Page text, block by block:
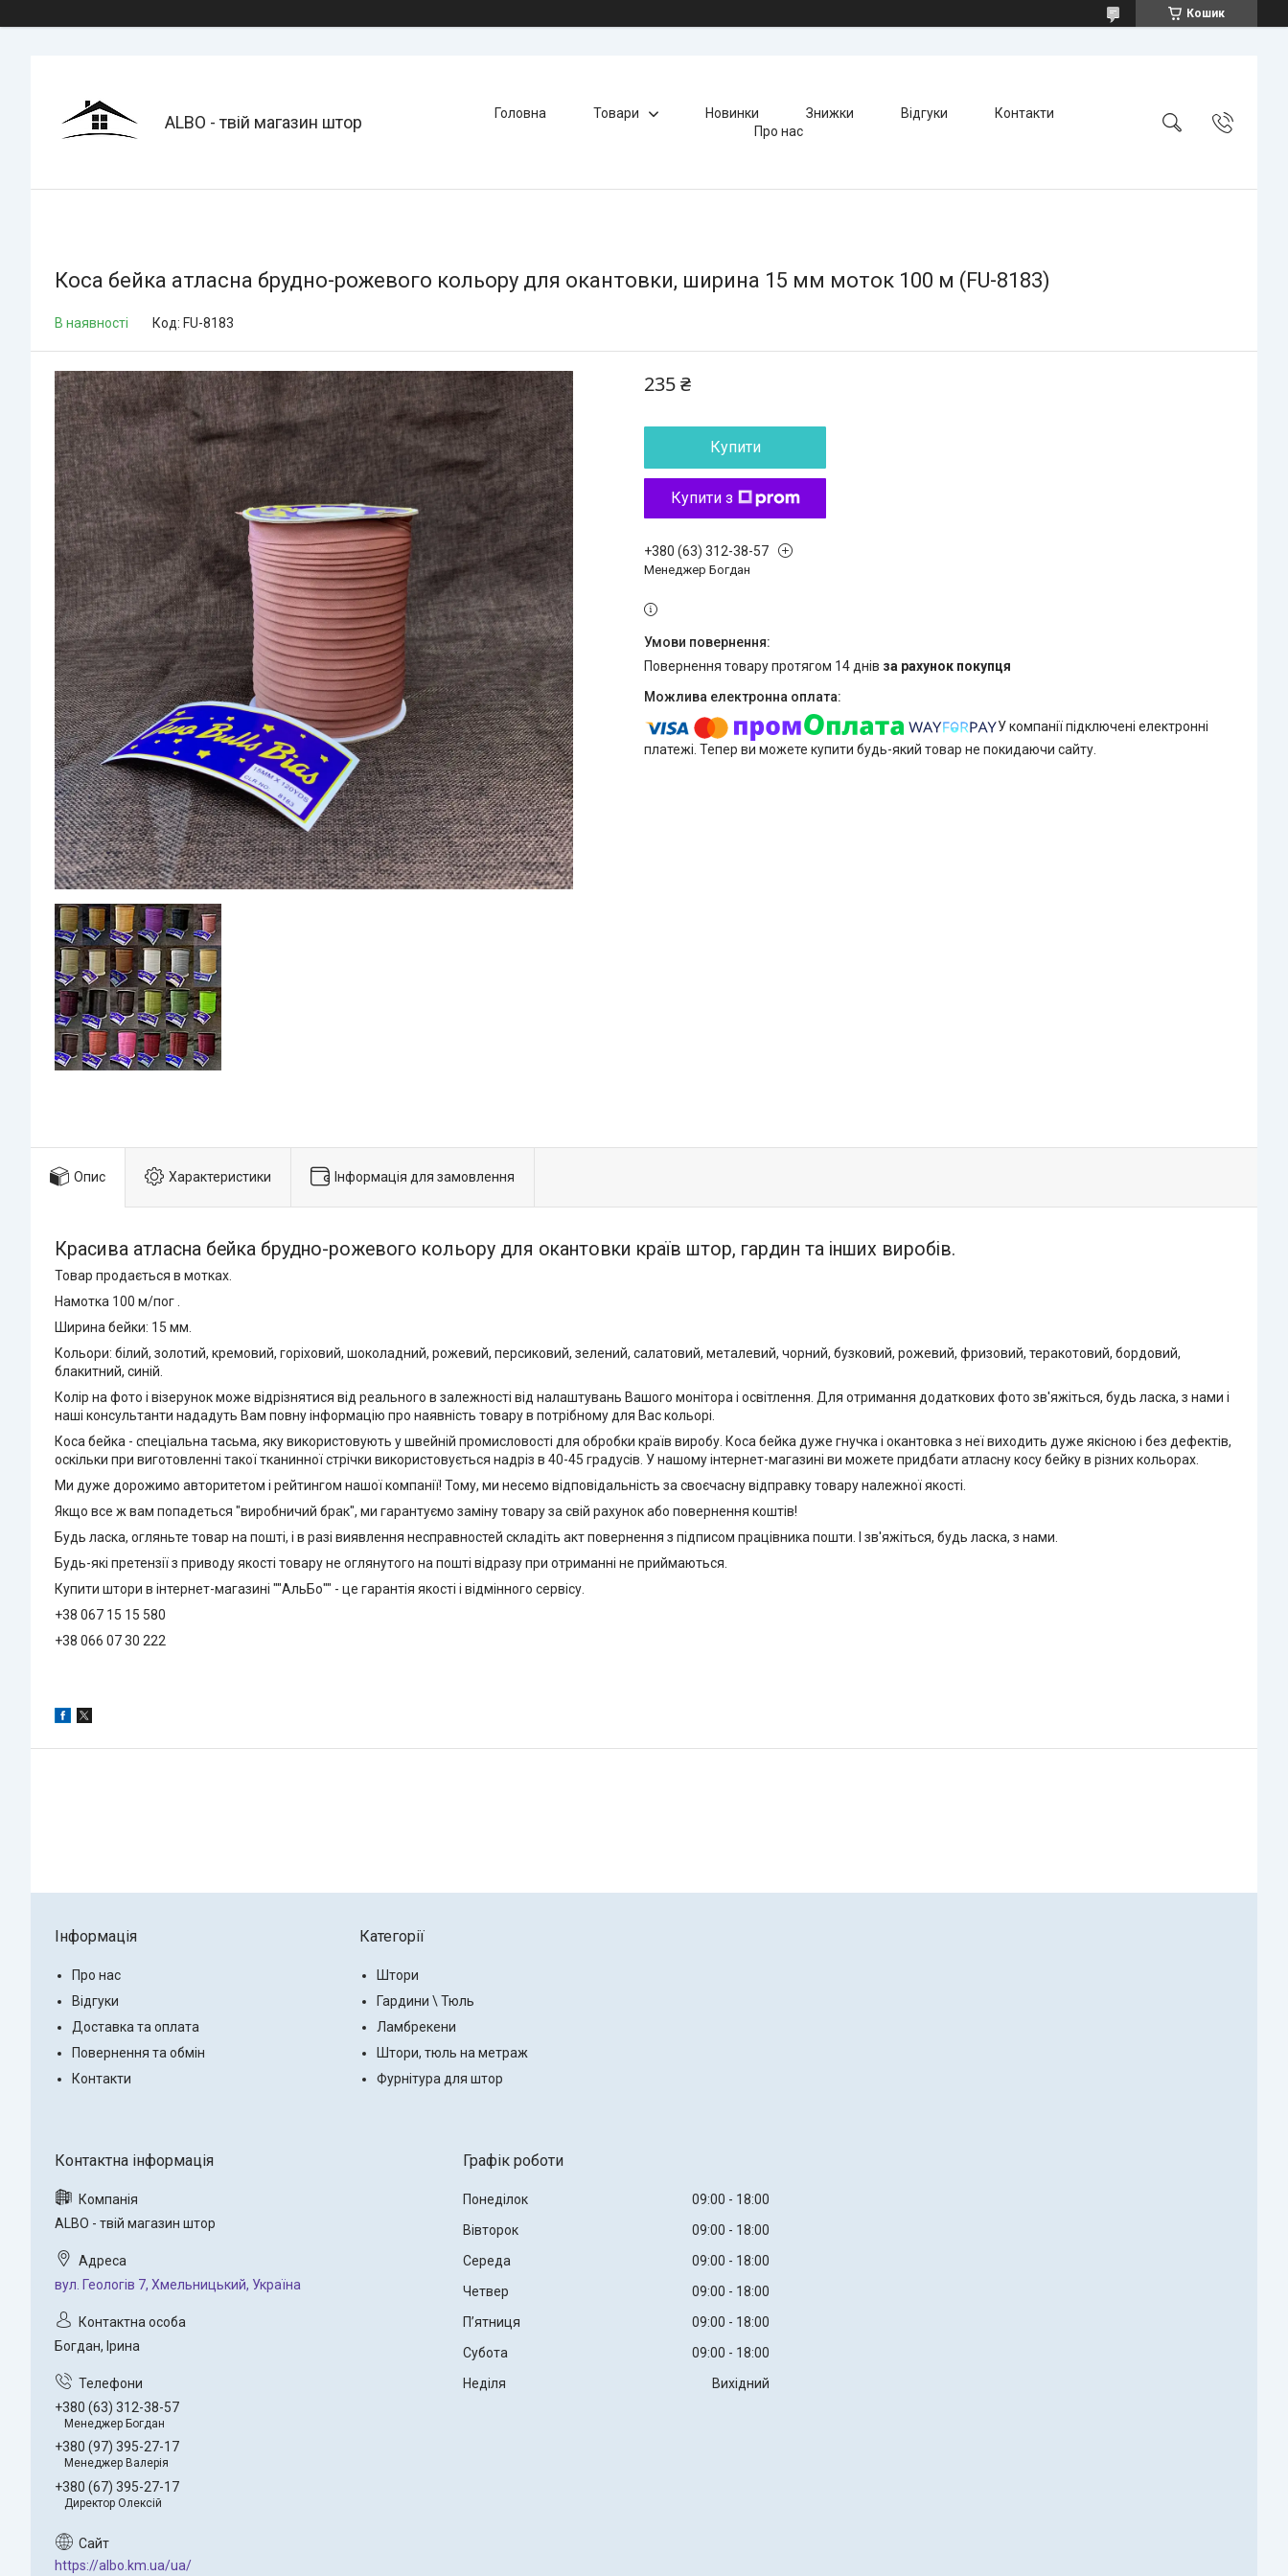
Кошик
ALBO - твій магазин штор Головна Товари Новинки Знижки Відгуки
Контакти
Про нас
Коса бейка атласна брудно-рожевого кольору для окантовки, ширина 15 мм моток 100 м (FU-8183)
В наявності Код: FU-8183
235 ₴
Купити
Купити з
+380 (63) 312-38-57
Менеджер Богдан
повернення товару протягом 14 днів за рахунок покупця
У компанії підключені електронні
платежі. Тепер ви можете купити будь-який товар не покидаючи сайту.
Опис Характеристики Інформація для замовлення
Красива атласна бейка брудно-рожевого кольору для окантовки країв штор, гардин та інших виробів.
Товар продається в мотках.
Намотка 100 м/пог .
Ширина бейки: 15 мм.
Кольори: білий, золотий, кремовий, горіховий, шоколадний, рожевий, персиковий, зелений, салатовий, металевий, чорний, бузковий, рожевий, фризовий, теракотовий, бордовий,
блакитний, синій.
Колір на фото і візерунок може відрізнятися від реального в залежності від налаштувань Вашого монітора і освітлення. Для отримання додаткових фото зв'яжіться, будь ласка, з нами і
наші консультанти нададуть Вам повну інформацію про наявність товару в потрібному для Вас кольорі.
Коса бейка - спеціальна тасьма, яку використовують у швейній промисловості для обробки країв виробу. Коса бейка дуже гнучка і окантовка з неї виходить дуже якісною і без дефектів,
оскільки при виготовленні такої тканинної стрічки використовується надріз в 40-45 градусів. У нашому інтернет-магазині ви можете придбати атласну косу бейку в різних кольорах.
Ми дуже дорожимо авторитетом і рейтингом нашої компанії! Тому, ми несемо відповідальність за своєчасну відправку товару належної якості.
Якщо все ж вам попадеться "виробничий брак", ми гарантуємо заміну товару за свій рахунок або повернення коштів!
Будь ласка, огляньте товар на пошті, і в разі виявлення несправностей складіть акт повернення з підписом працівника пошти. І зв'яжіться, будь ласка, з нами.
Будь-які претензії з приводу якості товару не оглянутого на пошті відразу при отриманні не приймаються.
Купити штори в інтернет-магазині ""АльБо"" - це гарантія якості і відмінного сервісу.
+38 067 15 15 580
+38 066 07 30 222
Інформація
Про нас
Відгуки
Доставка та оплата
Повернення та обмін
Контакти
Категорії
Штори
Гардини \ Тюль
Ламбрекени
Штори, тюль на метраж
Фурнітура для штор
ALBO - твій магазин штор
вул. Геологів 7, Хмельницький, Україна
Богдан, Ірина
+380 (63) 312-38-57
Менеджер Богдан
+380 (97) 395-27-17
Менеджер Валерія
+380 (67) 395-27-17
Директор Олексій
https://albo.km.ua/ua/
Графік роботи
Понеділок 09:00
18:00
Вівторок
09:00
18:00
Середа
09:00
18:00
Четвер
09:00
18:00
Пʼятниця
09:00
18:00
Субота
09:00
18:00
Неділя
Вихідний